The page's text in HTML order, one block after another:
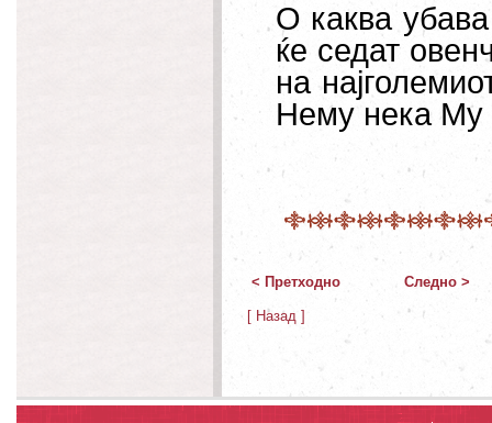
О каква
ќе седат
на
Нему нека Му
< Претходно Следно >
[ Назад ]